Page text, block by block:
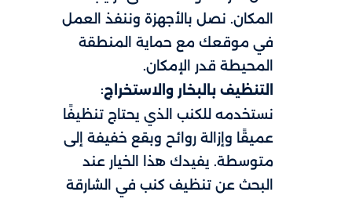
المكان. نصل بالأجهزة وننفذ العمل
في موقعك مع حماية المنطقة
المحيطة قدر الإمكان.
التنظيف بالبخار والاستخراج:
نستخدمه للكنب الذي يحتاج تنظيفًا
عميقًا وإزالة روائح وبقع خفيفة إلى
متوسطة. يفيدك هذا الخيار عند
البحث عن تنظيف كنب في الشارقة